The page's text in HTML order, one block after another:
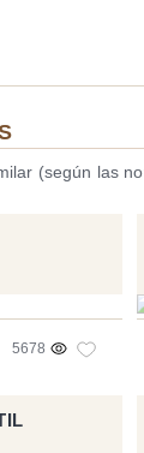
(según las
5678